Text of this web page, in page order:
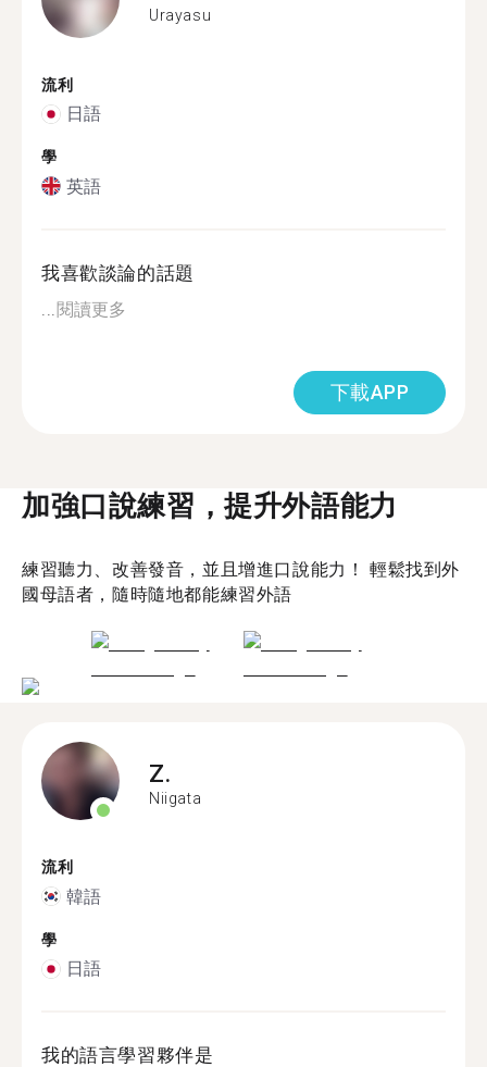
Urayasu
流利
日語
學
英語
我喜歡談論的話題
閱讀更多
下載APP
加強口說練習，提升外語能力
練習聽力、改善發音，並且增進口說能力！ 輕鬆找到外
國母語者，隨時隨地都能練習外語
Z.
Niigata
流利
韓語
學
日語
我的語言學習夥伴是